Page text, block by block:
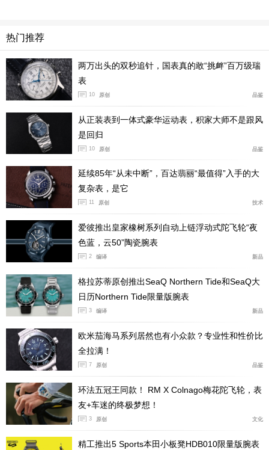
热门推荐
两万出头的双秒追针，国表真的敢“挑衅”百万级瑞
表
10 原创 品鉴
从正装表到一体式豪华运动表，积家大师不是跟风
是回归
10 原创 品鉴
延续85年“从未中断”，百达翡丽“最值得”入手的大
复杂表，是它
11 原创 技术
爱彼推出皇家橡树系列自动上链浮动式陀飞轮“夜
色蓝，云50”陶瓷腕表
2 编译 新品
格拉苏蒂原创推出SeaQ Northern Tide和SeaQ大
日历Northern Tide限量版腕表
3 编译 新品
欧米茄海马系列居然也有小众款？专业性和性价比
全拉满！
7 原创 品鉴
环法五冠王同款！ RM X Colnago梅花陀飞轮，表
友+车迷的终极梦想！
3 原创 文化
精工推出5 Sports本田小板凳HDB010限量版腕表